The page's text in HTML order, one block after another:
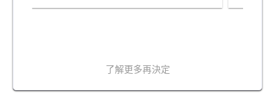
了解更多再決定